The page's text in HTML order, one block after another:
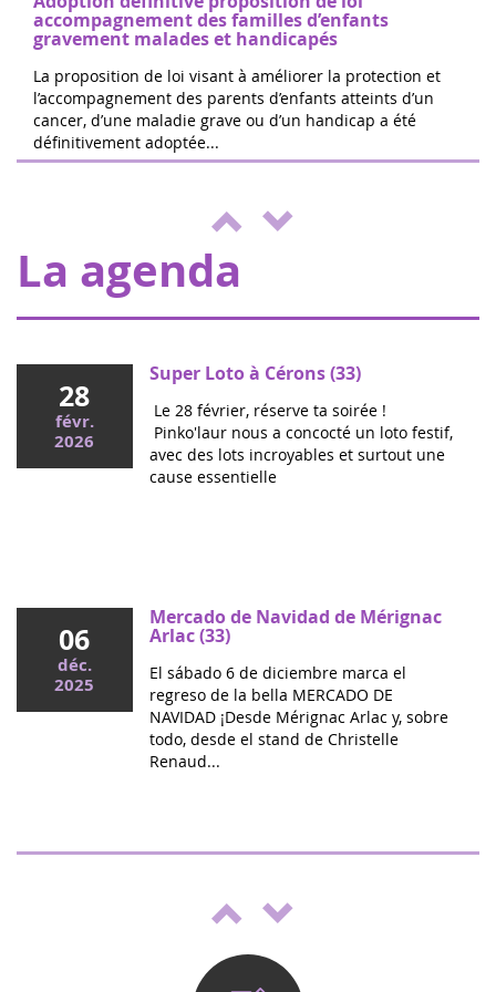
accompagnement des familles d’enfants
gravement malades et handicapés
La proposition de loi visant à améliorer la protection et
l’accompagnement des parents d’enfants atteints d’un
cancer, d’une maladie grave ou d’un handicap a été
définitivement adoptée...
Ce mercredi, le député Vincent Thiébaut organisait avec
Grandir Sans Cancer et Eva pour la vie le colloque "Dons
de vie et lutte contre les cancers, maladies graves et
handicaps de l'enfant" à l'...
La agenda
Registro gratuito en el sitio. El 100% d...
04
Las 24 horas de Boissy le Cutté
El equipo de Running Pour L'espoir
actividades a beneficio de Eva pour la vie
y ENVOL, para apoyar a los niños e...
28
févr.
2026
Super Loto à Cérons (33)
Le 28 février, réserve ta soirée !
Pinko'laur nous a concocté un loto festif,
avec des lots incroyables et surtout une
cause essentielle
06
déc.
2025
Mercado de Navidad de Mérignac
Arlac (33)
El sábado 6 de diciembre marca el
regreso de la bella MERCADO DE
NAVIDAD ¡Desde Mérignac Arlac y, sobre
todo, desde el stand de Christelle
Renaud...
Espectáculo "Boulgui" en Lhuis
Por tercer año consecutivo, el Club Lhui
se une a una campaña específica para
niños con cáncer. Como...